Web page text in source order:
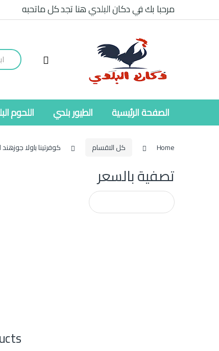
to
to
مرحبا بك في دكان البلدي هنا تجد كل ماتحبه
Search
for:
الصفحة الرئيسية الطيور بلدي اللحوم
Home كل الاقسام كوفرتينا باولا
تصفية بالسعر